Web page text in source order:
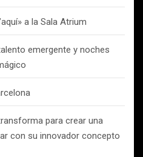
a la Sala Atrium
emergente y noches
para crear una
con su innovador concepto